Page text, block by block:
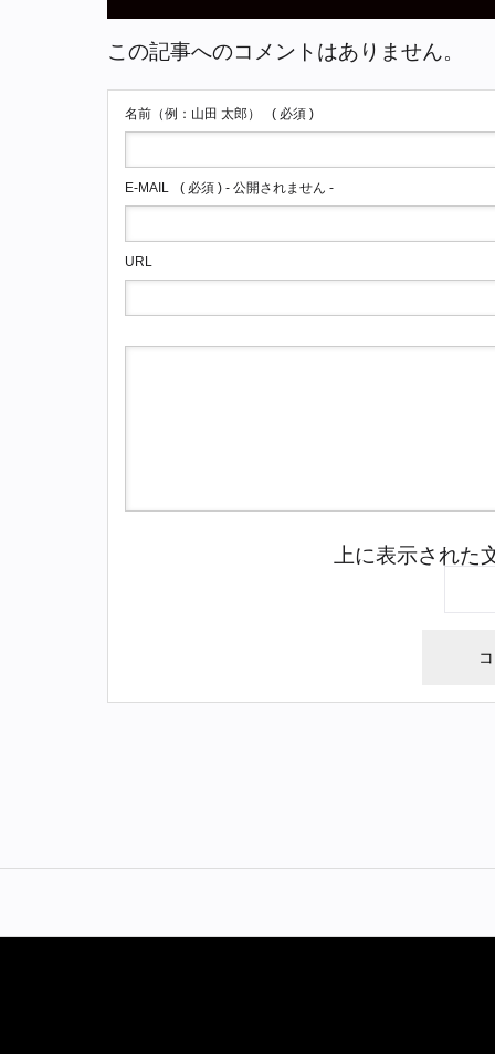
この記事へのコメントはありません。
名前（例：山田 太郎） ( 必須 )
E-MAIL ( 必須 ) - 公開されません -
URL
上に表示された